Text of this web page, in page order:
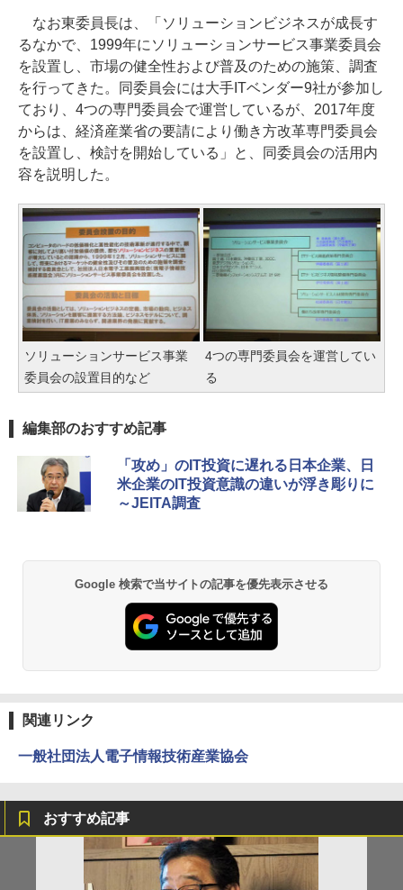
なお東委員長は、「ソリューションビジネスが成長す
るなかで、1999年にソリューションサービス事業委員会
を設置し、市場の健全性および普及のための施策、調査
を行ってきた。同委員会には大手ITベンダー9社が参加し
ており、4つの専門委員会で運営しているが、2017年度
からは、経済産業省の要請により働き方改革専門委員会
を設置し、検討を開始している」と、同委員会の活用内
容を説明した。
ソリューションサービス事業
委員会の設置目的など
4つの専門委員会を運営してい
る
編集部のおすすめ記事
「攻め」のIT投資に遅れる日本企業、日
米企業のIT投資意識の違いが浮き彫りに
～JEITA調査
Google 検索で当サイトの記事を優先表示させる
関連リンク
一般社団法人電子情報技術産業協会
おすすめ記事